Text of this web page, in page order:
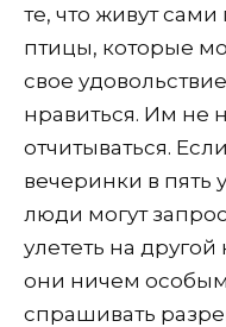
те, что живут
птицы, которые
свое
нравиться. Им не
отчитываться.
вечеринки в пять
люди могут
улететь на
они ничем
спрашивать